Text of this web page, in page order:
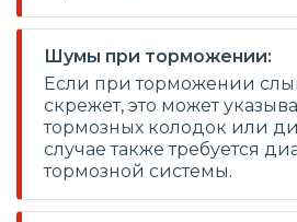
Шумы при торможении:
Если при торможении
скрежет, это может
тормозных колодок или
случае также требуется
тормозной системы.